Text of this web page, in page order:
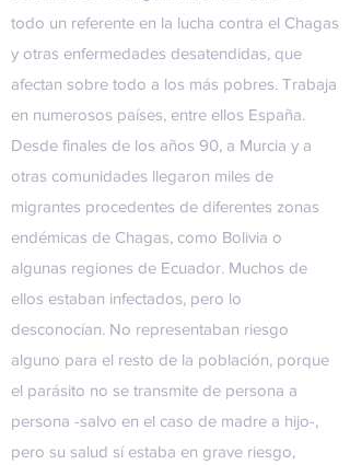
todo un referente en la lucha contra el Chagas
y otras enfermedades desatendidas, que
afectan sobre todo a los más pobres. Trabaja
en numerosos países, entre ellos España.
Desde finales de los años 90, a Murcia y a
otras comunidades llegaron miles de
migrantes procedentes de diferentes zonas
endémicas de Chagas, como Bolivia o
algunas regiones de Ecuador. Muchos de
ellos estaban infectados, pero lo
desconocían. No representaban riesgo
alguno para el resto de la población, porque
el parásito no se transmite de persona a
persona -salvo en el caso de madre a hijo-,
pero su salud sí estaba en grave riesgo,